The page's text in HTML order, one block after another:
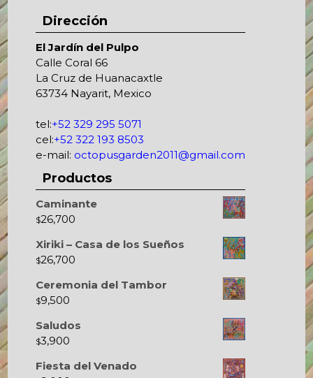
Dirección
El Jardín del Pulpo
Calle Coral 66
La Cruz de Huanacaxtle
63734 Nayarit, Mexico
tel:+52 329 295 5071
cel:+52 322 193 8503
e-mail: octopusgarden2011@gmail.com
Productos
Caminante
$26,700
Xiriki – Casa de los Sueños
$26,700
Ceremonia del Tambor
$9,500
Saludos
$3,900
Fiesta del Venado